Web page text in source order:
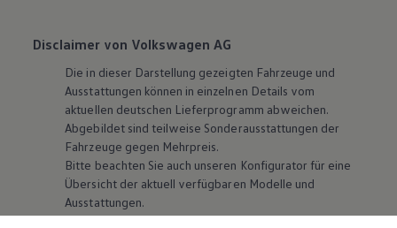
Disclaimer von Volkswagen AG
Die in dieser Darstellung gezeigten Fahrzeuge und
Ausstattungen können in einzelnen Details vom
aktuellen deutschen Lieferprogramm abweichen.
Abgebildet sind teilweise Sonderausstattungen der
Fahrzeuge gegen Mehrpreis.
Bitte beachten Sie auch unseren Konfigurator für eine
Übersicht der aktuell verfügbaren Modelle und
Ausstattungen.